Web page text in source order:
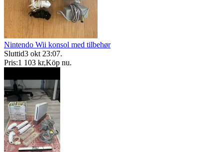
Nintendo Wii konsol med tilbehør
Sluttid3 okt 23:07.
Pris:1 103 kr,Köp nu.